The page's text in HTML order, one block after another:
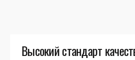
Высокий стандарт